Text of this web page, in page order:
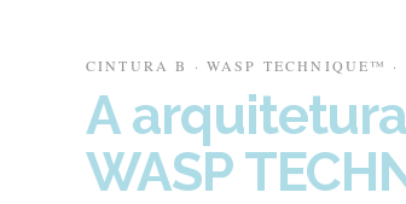
CINTURA B · WASP TECHNIQUE™ ·
A
WASP